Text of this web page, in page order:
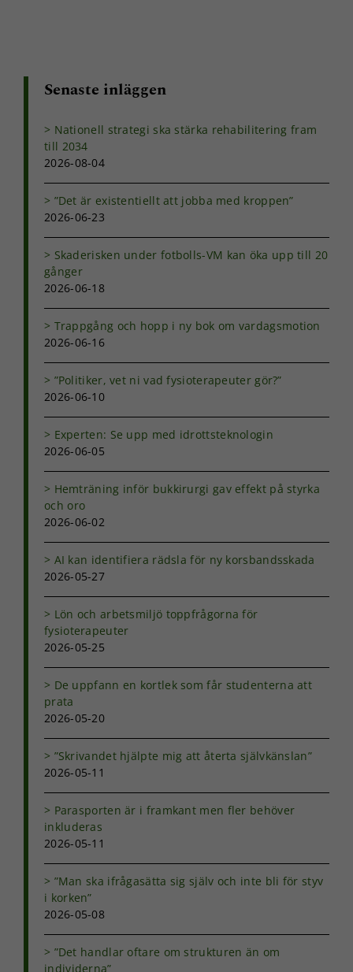
Senaste inläggen
Nationell strategi ska stärka rehabilitering fram
till 2034
2026-08-04
”Det är existentiellt att jobba med kroppen”
2026-06-23
Skaderisken under fotbolls-VM kan öka upp till 20
gånger
2026-06-18
Trappgång och hopp i ny bok om vardagsmotion
2026-06-16
”Politiker, vet ni vad fysioterapeuter gör?”
2026-06-10
Experten: Se upp med idrottsteknologin
2026-06-05
Hemträning inför bukkirurgi gav effekt på styrka
och oro
2026-06-02
AI kan identifiera rädsla för ny korsbandsskada
2026-05-27
Lön och arbetsmiljö toppfrågorna för
fysioterapeuter
2026-05-25
De uppfann en kortlek som får studenterna att
prata
2026-05-20
”Skrivandet hjälpte mig att återta självkänslan”
2026-05-11
Parasporten är i framkant men fler behöver
inkluderas
2026-05-11
”Man ska ifrågasätta sig själv och inte bli för styv
i korken”
2026-05-08
”Det handlar oftare om strukturen än om
individerna”
Nödvändiga
välja bort. De
behövs för
fungera.